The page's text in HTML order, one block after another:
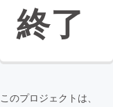
終了
このプロジェクトは、